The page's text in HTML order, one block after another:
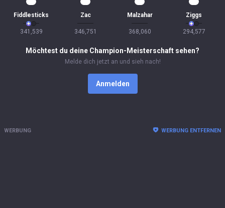
Fiddlesticks
341,539
Zac
346,751
Malzahar
368,060
Ziggs
294,577
Möchtest du deine Champion-Meisterschaft sehen?
Melde dich jetzt an und sieh nach!
Anmelden
WERBUNG WERBUNG ENTFERNEN